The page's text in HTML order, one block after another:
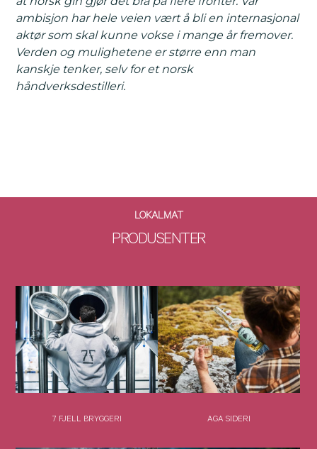
ambisjon har hele veien vært å bli en internasjonal
aktør som skal kunne vokse i mange år fremover.
Verden og mulighetene er større enn man
kanskje tenker, selv for et norsk
håndverksdestilleri.
LOKALMAT
PRODUSENTER
7 FJELL BRYGGERI AGA SIDERI